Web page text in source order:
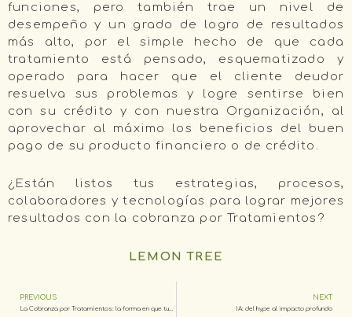
funciones, pero también trae un nivel de
desempeño y un grado de logro de resultados
más alto, por el simple hecho de que cada
tratamiento está pensado, esquematizado y
operado para hacer que el cliente deudor
resuelva sus problemas y logre sentirse bien
con su crédito y con nuestra Organización, al
aprovechar al máximo los beneficios del buen
pago de su producto financiero o de crédito.
¿Están listos tus estrategias, procesos,
colaboradores y tecnologías para lograr mejores
resultados con la cobranza por Tratamientos?
LEMON TREE
PREVIOUS
La Cobranza por Tratamientos: la forma en que tus deseos sí se harán realidad desde ahora
NEXT
IA: del hype al impacto profundo